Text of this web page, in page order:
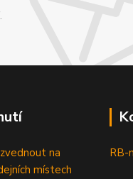
na
místech
RB-